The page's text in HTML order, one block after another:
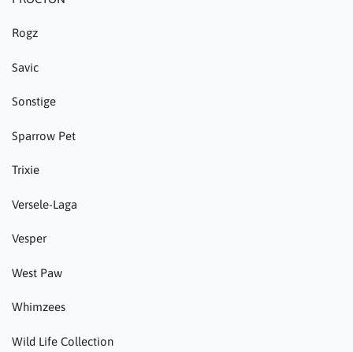
Rogz
Savic
Sonstige
Sparrow Pet
Trixie
Versele-Laga
Vesper
West Paw
Whimzees
Wild Life Collection